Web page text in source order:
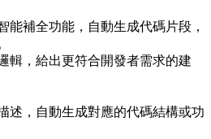
能補全功能，自動生成代碼片段，
輯，給出更符合開發者需求的建
述，自動生成對應的代碼結構或功